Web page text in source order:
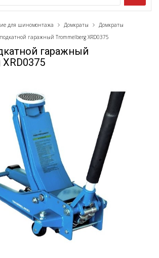
для шиномонтажа Домкраты
Домкраты
гаражный Trommelberg XRD0375
гаражный